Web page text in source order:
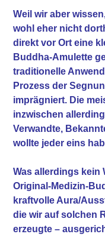
Weil wir aber
wohl eher nicht
direkt vor Ort eine
Buddha-Amulette
traditionelle
Prozess der
imprägniert. Die
inzwischen
Verwandte,
wollte jeder eins
Was allerdings kein
Original-Medizin-
kraftvolle Aura/
die wir auf solchen
erzeugte –